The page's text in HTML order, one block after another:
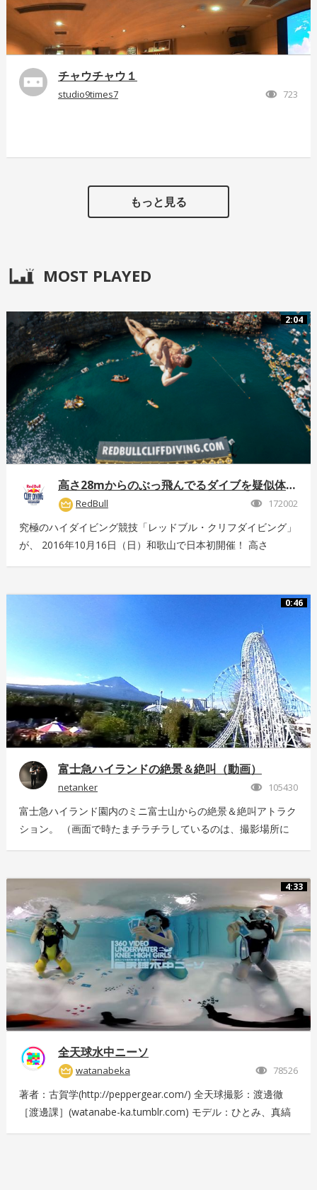
チャウチャウ１
studio9times7 723
もっと見る
MOST PLAYED
2:04
高さ28mからのぶっ飛んでるダイブを疑似体験！
RedBull 172002
究極のハイダイビング競技「レッドブル・クリフダイビング」
が、 2016年10月16日（日）和歌山で日本初開催！ 高さ
こちら：http://www.redbull.com/cliff-diving
0:46
富士急ハイランドの絶景＆絶叫（動画）
netanker 105430
富士急ハイランド園内のミニ富士山からの絶景＆絶叫アトラク
ション。 （画面で時たまチラチラしているのは、撮影場所に
4125-4c14-9883-5751e4eaac33 後日外周を回っている「ドド
ンパ」が「ド・ドドンパ」に変わりました。リニューアル後に
再撮影した映像はこちら
https://store.hacosco.com/movies/4fcb52df-b1c8-41ba-
9e69-c14eef62ea6b
4:33
全天球水中ニーソ
watanabeka 78526
著者：古賀学(http://peppergear.com/) 全天球撮影：渡邊徹
［渡邊課］(watanabe-ka.tumblr.com) モデル：ひとみ、真縞